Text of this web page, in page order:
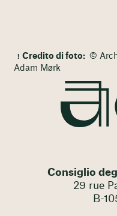
Credito di foto: ©
Adam Mørk
Consiglio
29 rue
B-